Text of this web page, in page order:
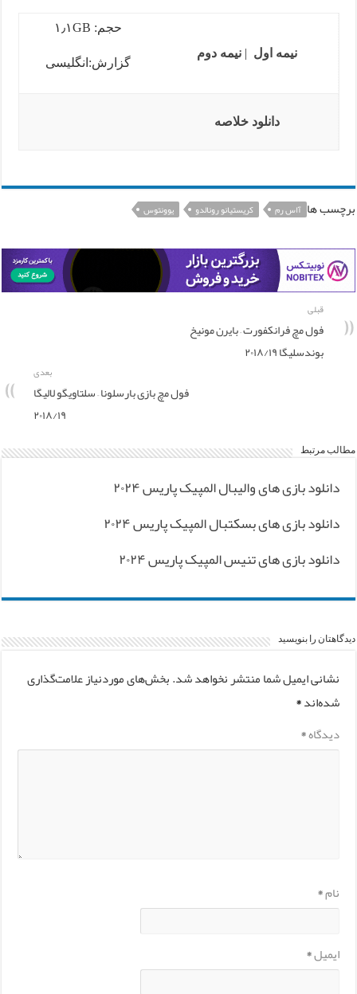
نیمه اول | نیمه دوم
حجم: ۱٫۱GB
گزارش:انگلیسی
دانلود خلاصه
برچسب ها آاس رم کریستیانو رونالدو یوونتوس
قبلی
فول مچ فرانکفورت – بایرن مونیخ
بوندسلیگا ۲۰۱۸/۱۹
بعدی
فول مچ بازی بارسلونا – سلتاویگو لالیگا
۲۰۱۸/۱۹
مطالب مرتبط
دانلود بازی های والیبال المپیک پاریس ۲۰۲۴
دانلود بازی های بسکتبال المپیک پاریس ۲۰۲۴
دانلود بازی های تنیس المپیک پاریس ۲۰۲۴
دیدگاهتان را بنویسید
نشانی ایمیل شما منتشر نخواهد شد.بخش‌های موردنیاز علامت‌گذاری
شده‌اند*
دیدگاه*
نام*
ایمیل*